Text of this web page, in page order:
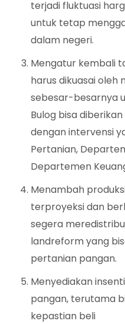
terjadi fluktuasi
untuk tetap
dalam negeri.
Mengatur kembali
harus dikuasai oleh
sebesar-besarnya
Bulog bisa
dengan intervensi
Pertanian,
Departemen
Menambah
terproyeksi dan
segera
landreform yang
pertanian pangan.
Menyediakan
pangan, terutama
kepastian beli